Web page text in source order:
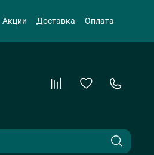
Акции Доставка Оплата